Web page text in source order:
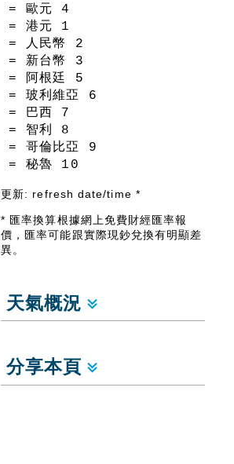
= 歐元4
= 港元 1
= 人民幣 2
= 新台幣 3
= 阿根廷 5
= 玻利維亞 6
= 巴西 7
= 智利 8
= 哥倫比亞 9
= 秘魯 10
更新: refresh date/time *
* 匯率換算根據網上免費財經匯率報
價，匯率可能跟實際現鈔兌換有明顯差
異。
天氣概況
分享本頁